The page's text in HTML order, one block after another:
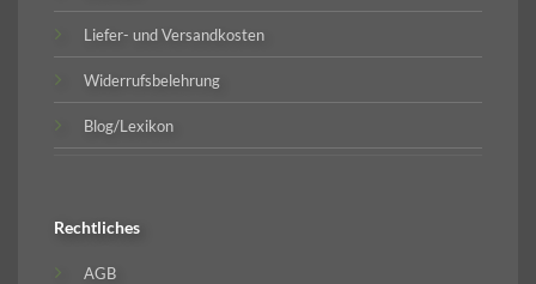
Liefer- und Versandkosten
Widerrufsbelehrung
Blog/Lexikon
Rechtliches
AGB